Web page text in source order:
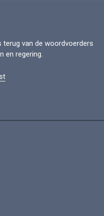
van de woordvoerders
en regering.